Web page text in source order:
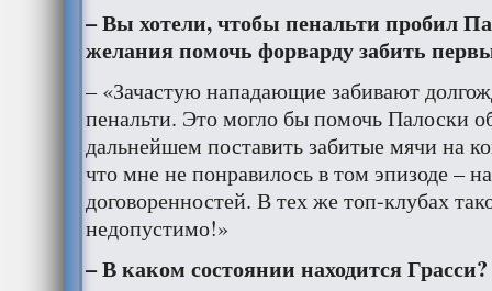
– Вы хотели, чтобы пенальти пробил
желания помочь форварду забить
– «Зачастую нападающие забивают
пенальти. Это могло бы помочь Палоски
дальнейшем поставить забитые мячи на
что мне не понравилось в том эпизоде –
договоренностей. В тех же топ-клубах
недопустимо!»
– В каком состоянии находится Грасси?